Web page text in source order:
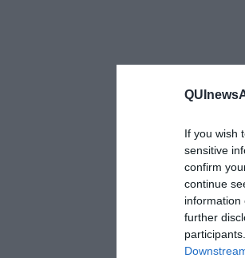
If you wish
sensitive
confirm
continue
information
further